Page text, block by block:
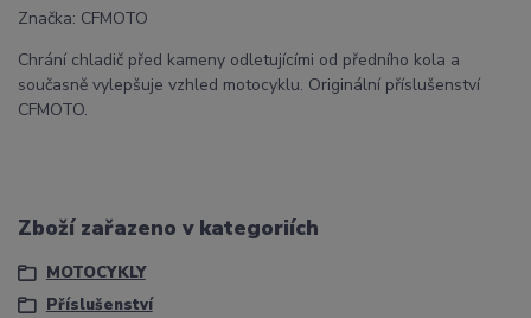
Značka: CFMOTO
Chrání chladič před kameny odletujícími od předního kola a
současně vylepšuje vzhled motocyklu. Originální příslušenství
CFMOTO.
Zboží zařazeno v kategoriích
MOTOCYKLY
Příslušenství